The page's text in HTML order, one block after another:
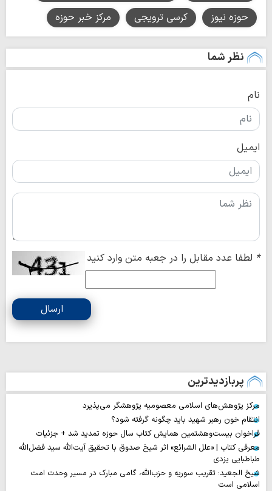
حوزه نیوز
کرسی ترویجی مرکز خبر حوزه
نظر شما
نام
ایمیل
* لطفا عدد مقابل را در جعبه متن وارد کنید
ارسال
پربازدیدترین
مرکز پژوهش‌های اسلامی معصومیه پژوهشگر می‌پذیرد
انتقام خون رهبر شهید باید چگونه گرفته شود؟
فراخوان بیست‌وهشتمین همایش کتاب سال حوزه تمدید شد + جزئیات
معرفی کتاب | «علل الشرائع» اثر شیخ صدوق با تحقیق آیت‌الله سید فضل‌الله
طباطبایی یزدی
شیخ الجعید: تقریب سوریه و حزب‌الله، گامی مبارک در مسیر وحدت امت
اسلامی است